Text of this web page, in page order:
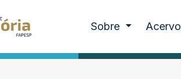
Sobre Acervo